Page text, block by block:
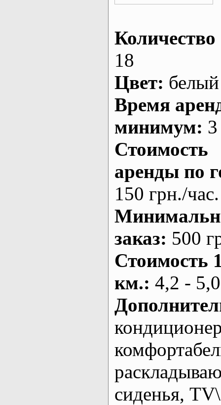
Количество
18
Цвет: белый
Время
минимум:
Стоимость
аренды по
150 грн./час.
заказ: 500
Стоимость
км.: 4,2 -
сиденья,